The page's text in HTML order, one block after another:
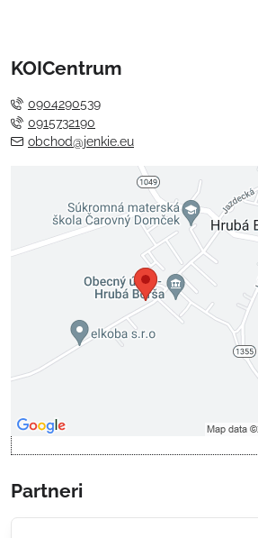
KOICentrum
0904290539
0915732190
obchod@jenkie.eu
Externý obsah je blokovaný
Voľbami súkromia
Prajete si načítať externý obsah?
Povoliť tentokrát
Povoliť a zapamätať - súhlas s
Partneri